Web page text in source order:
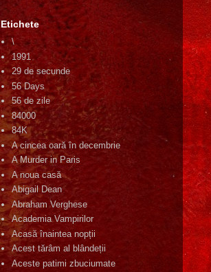
Etichete
\
1991
29 de secunde
56 Days
56 de zile
84000
84K
A cincea oară în decembrie
A Murder in Paris
A noua casă
Abigail Dean
Abraham Verghese
Academia Vampirilor
Acasă înaintea nopții
Acest tărâm al blândeții
Aceste patimi zbuciumate